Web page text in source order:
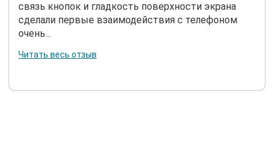
связь кнопок и гладкость поверхности экрана
сделали первые взаимодействия с телефоном
очень...
Читать весь отзыв